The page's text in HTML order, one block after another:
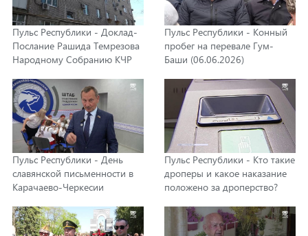
Пульс Республики - Доклад-
Послание Рашида Темрезова
Народному Собранию КЧР
Пульс Республики - Конный
пробег на перевале Гум-
Баши (06.06.2026)
Пульс Республики - День
славянской письменности в
Карачаево-Черкесии
Пульс Республики - Кто такие
дроперы и какое наказание
положено за дроперство?